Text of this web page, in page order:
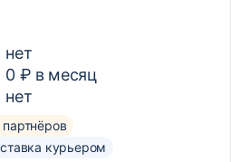
нет
0 ₽ в месяц
нет
партнёров
курьером